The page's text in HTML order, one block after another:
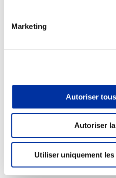
Marketing
Autoriser
Autoriser
Utiliser uniquement
Alimentation de